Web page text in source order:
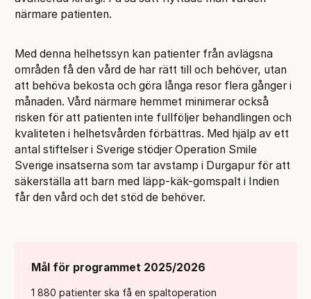
närmare patienten.
Med denna helhetssyn kan patienter från avlägsna
områden få den vård de har rätt till och behöver, utan
att behöva bekosta och göra långa resor flera gånger i
månaden. Vård närmare hemmet minimerar också
risken för att patienten inte fullföljer behandlingen och
kvaliteten i helhetsvården förbättras. Med hjälp av ett
antal stiftelser i Sverige stödjer Operation Smile
Sverige insatserna som tar avstamp i Durgapur för att
säkerställa att barn med läpp-käk-gomspalt i Indien
får den vård och det stöd de behöver.
Mål för programmet 2025/2026
1 880 patienter ska få en spaltoperation